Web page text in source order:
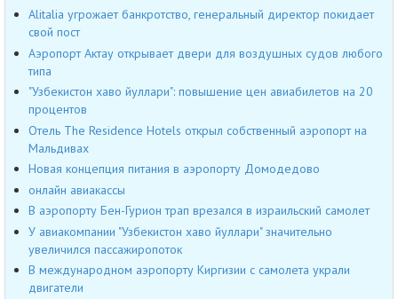
Alitalia угрожает банкротство, генеральный директор покидает
свой пост
Аэропорт Актау открывает двери для воздушных судов любого
типа
"Узбекистон хаво йуллари": повышение цен авиабилетов на 20
процентов
Отель The Residence Hotels открыл собственный аэропорт на
Мальдивах
Новая концепция питания в аэропорту Домодедово
онлайн авиакассы
В аэропорту Бен-Гурион трап врезался в израильский самолет
У авиакомпании "Узбекистон хаво йуллари" значительно
увеличился пассажиропоток
В международном аэропорту Киргизии с самолета украли
двигатели